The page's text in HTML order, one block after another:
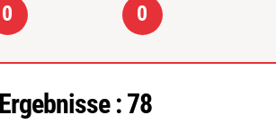
0 0
Ergebnisse : 78